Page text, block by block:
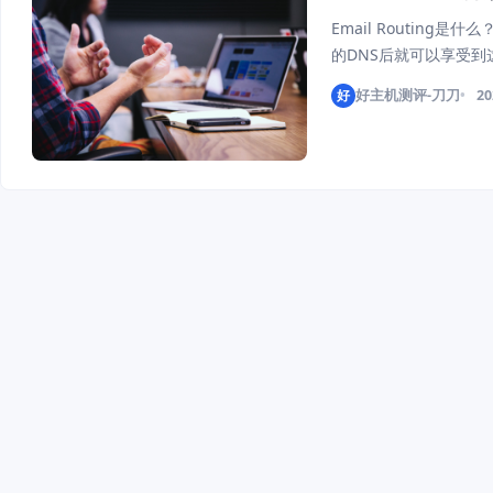
Email Routing是什么
的DNS后就可以享受
然后设置转发到你的
好 好主机测评-刀刀